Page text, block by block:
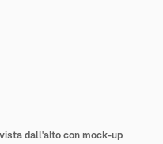
dall'alto con mock-up